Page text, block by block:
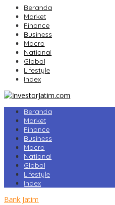
Beranda
Market
Finance
Business
Macro
National
Global
Lifestyle
Index
Beranda
Market
Finance
Business
Macro
National
Global
Lifestyle
Index
Bank Jatim